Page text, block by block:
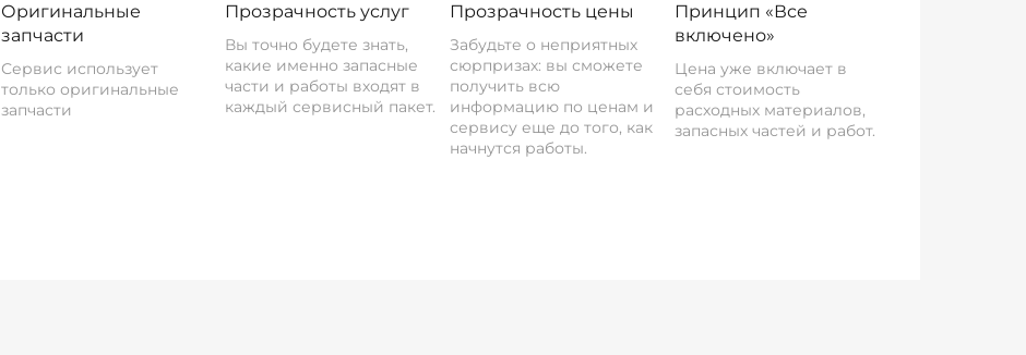
Оригинальные
запчасти
Сервис использует
только оригинальные
запчасти
Прозрачность услуг
Вы точно будете знать,
какие именно запасные
части и работы входят в
каждый сервисный пакет.
Прозрачность цены
Забудьте о неприятных
сюрпризах: вы сможете
получить всю
информацию по ценам и
сервису еще до того, как
начнутся работы.
Принцип «Все
включено»
Цена уже включает в
себя стоимость
расходных материалов,
запасных частей и работ.